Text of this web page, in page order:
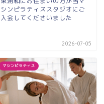
シンピラティススタジオにご
入会してくださいました
2026-07-05
マシンピラティス